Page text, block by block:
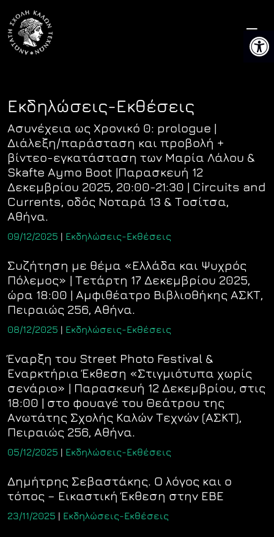
content
Εκδηλώσεις-Εκθέσεις
Ασυνέχεια ως Χρονικό 0: prologue |
Διάλεξη/παράσταση και προβολή +
βίντεο-εγκατάσταση των Μαρία Λάλου &
Skafte Aymo Boot |Παρασκευή 12
Δεκεμβρίου 2025, 20:00-21:30 | Circuits and
Currents, oδός Νοταρά 13 & Τοσίτσα,
Αθήνα.
09/12/2025 | Εκδηλώσεις-Εκθέσεις
Συζήτηση με θέμα «Ελλάδα και Ψυχρός
Πόλεμος» | Τετάρτη 17 Δεκεμβρίου 2025,
ώρα 18:00 | Αμφιθέατρο Βιβλιοθήκης ΑΣΚΤ,
Πειραιώς 256, Αθήνα.
08/12/2025 | Εκδηλώσεις-Εκθέσεις
Έναρξη του Street Photo Festival &
Εναρκτήρια Έκθεση «Στιγμιότυπα χωρίς
σενάριο» | Παρασκευή 12 Δεκεμβρίου, στις
18:00 | στο φουαγέ του Θεάτρου της
Ανωτάτης Σχολής Καλών Τεχνών (ΑΣΚΤ),
Πειραιώς 256, Αθήνα.
05/12/2025 | Εκδηλώσεις-Εκθέσεις
Δημήτρης Σεβαστάκης. Ο λόγος και ο
τόπος – Εικαστική Έκθεση στην ΕΒΕ
23/11/2025 | Εκδηλώσεις-Εκθέσεις